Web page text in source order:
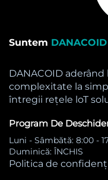
Suntem DANACOID
DANACOID
complexitate la
întregii rețele loT
Program De
Luni - Sâmbătă: 8:00 -
Duminică: ÎNCHIS
Politica de